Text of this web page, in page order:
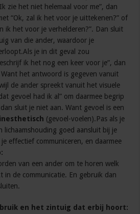
zie het niet helemaal voor me”, dan
“Ok, zal ik het voor je uittekenen?” of
ik het voor je verhelderen?”. Dan sluit
van die ander, waardoor je
je in dit geval zou
ik het nog een keer voor je”, dan
het antwoord is gegeven vanuit
de ander spreekt vanuit het visuele
gevoel had ik al” om daarmee begrip
sluit je niet aan. Want gevoel is een
(gevoel-voelen).Pas als je
lichaamshouding goed aansluit bij je
effectief communiceren, en daarmee
van een ander om te horen welk
in de communicatie. En gebruik dan
en het zintuig dat erbij hoort: